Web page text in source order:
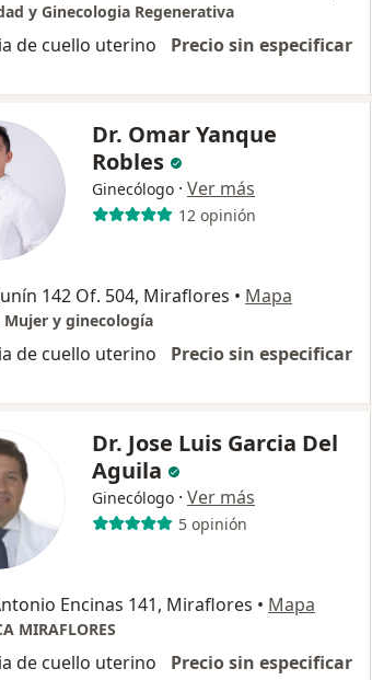
y Ginecologia Regenerativa
de cuello uterino Precio sin especificar
Dr. Omar Yanque
Robles
Ginecólogo · Ver más
12 opinión
142 Of. 504, Miraflores • Mapa
Mujer y ginecología
de cuello uterino Precio sin especificar
Dr. Jose Luis Garcia Del
Aguila
Ginecólogo · Ver más
5 opinión
Encinas 141, Miraflores • Mapa
MIRAFLORES
de cuello uterino Precio sin especificar